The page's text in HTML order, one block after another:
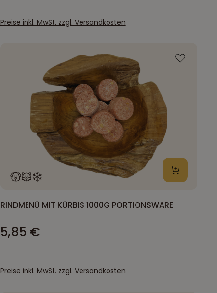
Preise inkl. MwSt. zzgl. Versandkosten
RINDMENÜ MIT KÜRBIS 1000G PORTIONSWARE
5,85 €
Preise inkl. MwSt. zzgl. Versandkosten